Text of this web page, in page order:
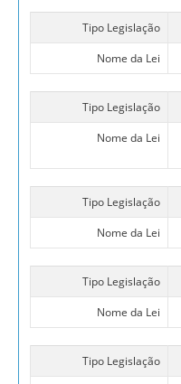
Tipo Legislação
Nome da Lei
Tipo Legislação
Nome da Lei
Tipo Legislação
Nome da Lei
Tipo Legislação
Nome da Lei
Tipo Legislação